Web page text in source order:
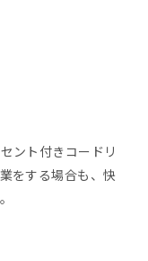
ント付きコードリ
をする場合も、快